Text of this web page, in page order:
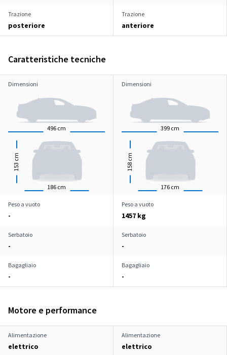
Trazione
posteriore
Trazione
anteriore
Caratteristiche tecniche
Dimensioni
496 cm
186 cm
153
cm
Dimensioni
399 cm
176 cm
158
cm
Peso a vuoto
-
Peso a vuoto
1457 kg
Serbatoio
-
Serbatoio
-
Bagagliaio
-
Bagagliaio
-
Motore e performance
Alimentazione
elettrico
Alimentazione
elettrico